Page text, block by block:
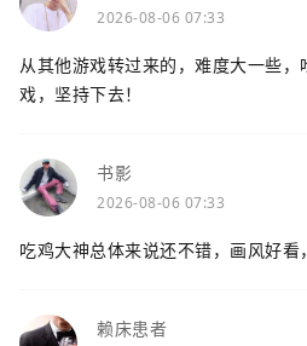
2026-08-06 07:33
从其他游戏转过来的，难度大一些
戏，坚持下去！
书影
2026-08-06 07:33
吃鸡大神总体来说还不错，画风好看
赖床患者